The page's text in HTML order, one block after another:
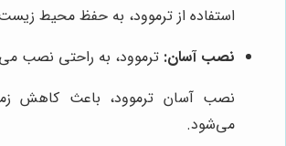
استفاده از ترموود، به حفظ محیط
نصب آسان: ترموود، به راحتی نصب
نصب آسان ترموود، باعث کاهش
می‌شود.